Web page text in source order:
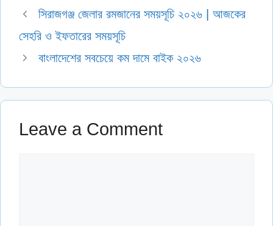
সিরাজগঞ্জ জেলার রমজানের সময়সূচি ২০২৬ | আজকের
সেহরি ও ইফতারের সময়সূচি
বাংলাদেশের সবচেয়ে কম দামে বাইক ২০২৬
Leave a Comment